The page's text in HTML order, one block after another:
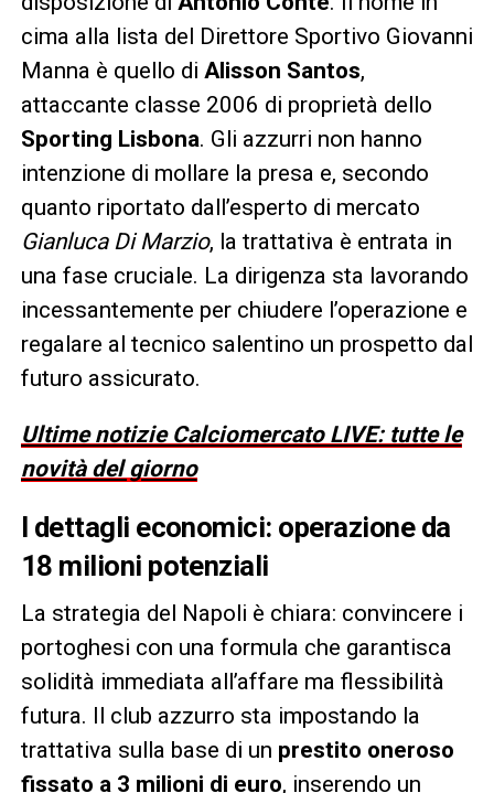
cima alla lista del Direttore Sportivo Giovanni
Manna è quello di Alisson Santos,
attaccante classe 2006 di proprietà dello
Sporting Lisbona. Gli azzurri non hanno
intenzione di mollare la presa e, secondo
quanto riportato dall’esperto di mercato
Gianluca Di Marzio, la trattativa è entrata in
una fase cruciale. La dirigenza sta lavorando
incessantemente per chiudere l’operazione e
regalare al tecnico salentino un prospetto dal
futuro assicurato.
Ultime notizie Calciomercato LIVE: tutte le
novità del giorno
I dettagli economici: operazione da
18 milioni potenziali
La strategia del Napoli è chiara: convincere i
portoghesi con una formula che garantisca
solidità immediata all’affare ma flessibilità
futura. Il club azzurro sta impostando la
trattativa sulla base di un prestito oneroso
fissato a 3 milioni di euro, inserendo un